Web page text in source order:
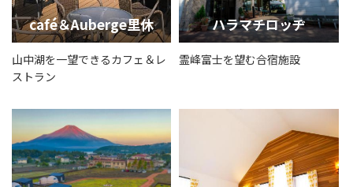
café＆Auberge里休
山中湖を一望できるカフェ＆レ
ストラン
ハラマチロッヂ
霊峰富士を望む合宿施設